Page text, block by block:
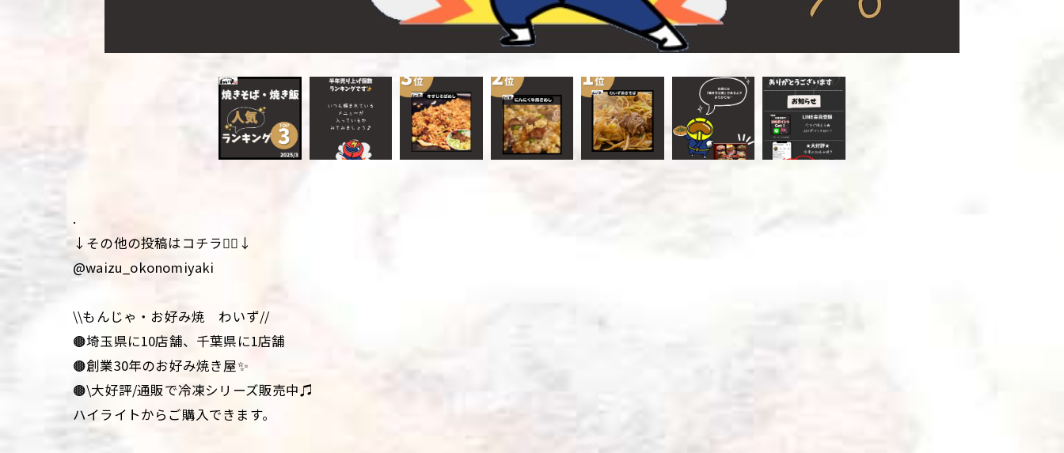
.
↓その他の投稿はコチラ💁‍♀️↓
@waizu_okonomiyaki
\\もんじゃ・お好み焼 わいず//
🟤埼玉県に10店舗、千葉県に1店舗
🟤創業30年のお好み焼き屋✨
🟤\大好評/通販で冷凍シリーズ販売中♫
ハイライトからご購入できます。